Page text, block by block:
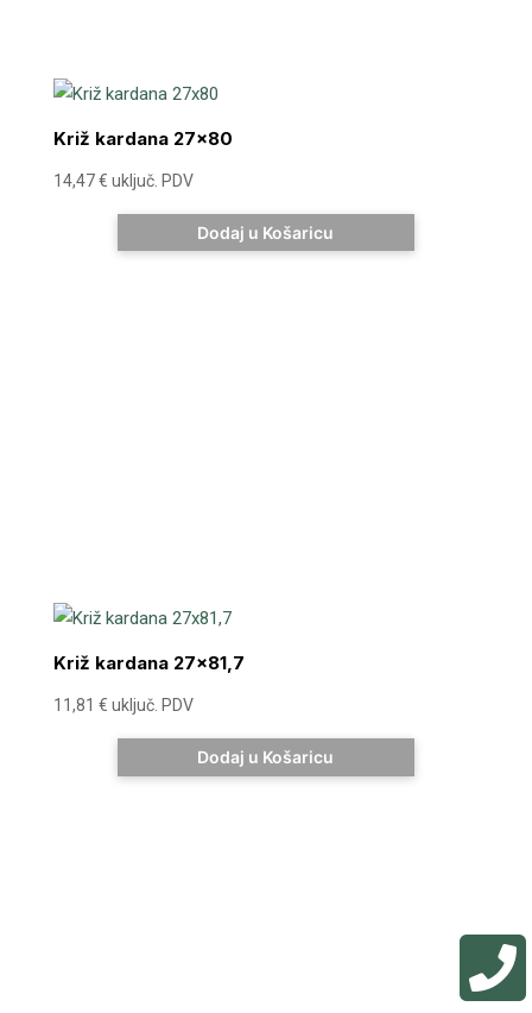
Križ kardana 27×80
14,47€ uključ. PDV
Dodaj u Košaricu
Križ kardana 27×81,7
11,81 € uključ. PDV
Dodaj u Košaricu
